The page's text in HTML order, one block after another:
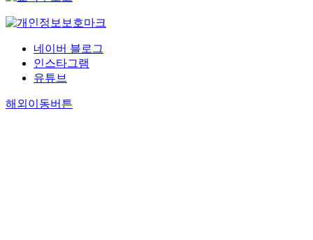
네이버 블로그
인스타그램
유튜브
해외이동버튼